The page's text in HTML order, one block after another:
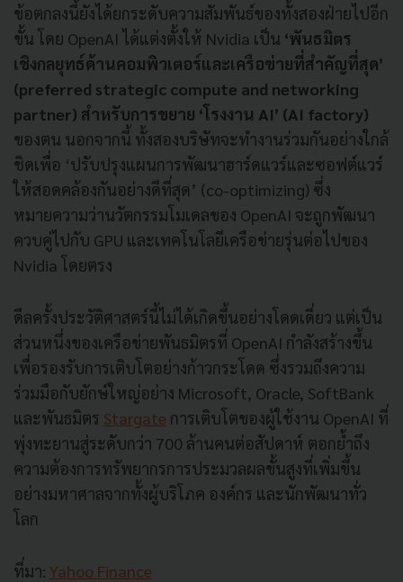
ข้อตกลงนี้ยังได้ยกระดับความสัมพันธ์ของทั้งสองฝ่ายไปอีก
ขั้น โดย OpenAI ได้แต่งตั้งให้ Nvidia เป็น ‘พันธมิตร
เชิงกลยุทธ์ด้านคอมพิวเตอร์และเครือข่ายที่สำคัญที่สุด’
(preferred strategic compute and networking
partner) สำหรับการขยาย ‘โรงงาน AI’ (AI factory)
ของตน นอกจากนี้ ทั้งสองบริษัทจะทำงานร่วมกันอย่างใกล้
ชิดเพื่อ ‘ปรับปรุงแผนการพัฒนาฮาร์ดแวร์และซอฟต์แวร์
ให้สอดคล้องกันอย่างดีที่สุด’ (co-optimizing) ซึ่ง
หมายความว่านวัตกรรมโมเดลของ OpenAI จะถูกพัฒนา
ควบคู่ไปกับ GPU และเทคโนโลยีเครือข่ายรุ่นต่อไปของ
Nvidia โดยตรง
ดีลครั้งประวัติศาสตร์นี้ไม่ได้เกิดขึ้นอย่างโดดเดี่ยว แต่เป็น
ส่วนหนึ่งของเครือข่ายพันธมิตรที่ OpenAI กำลังสร้างขึ้น
เพื่อรองรับการเติบโตอย่างก้าวกระโดด ซึ่งรวมถึงความ
ร่วมมือกับยักษ์ใหญ่อย่าง Microsoft, Oracle, SoftBank
และพันธมิตร Stargate การเติบโตของผู้ใช้งาน OpenAI ที่
พุ่งทะยานสู่ระดับกว่า 700 ล้านคนต่อสัปดาห์ ตอกย้ำถึง
ความต้องการทรัพยากรการประมวลผลขั้นสูงที่เพิ่มขึ้น
อย่างมหาศาลจากทั้งผู้บริโภค องค์กร และนักพัฒนาทั่ว
โลก
ที่มา: Yahoo Finance